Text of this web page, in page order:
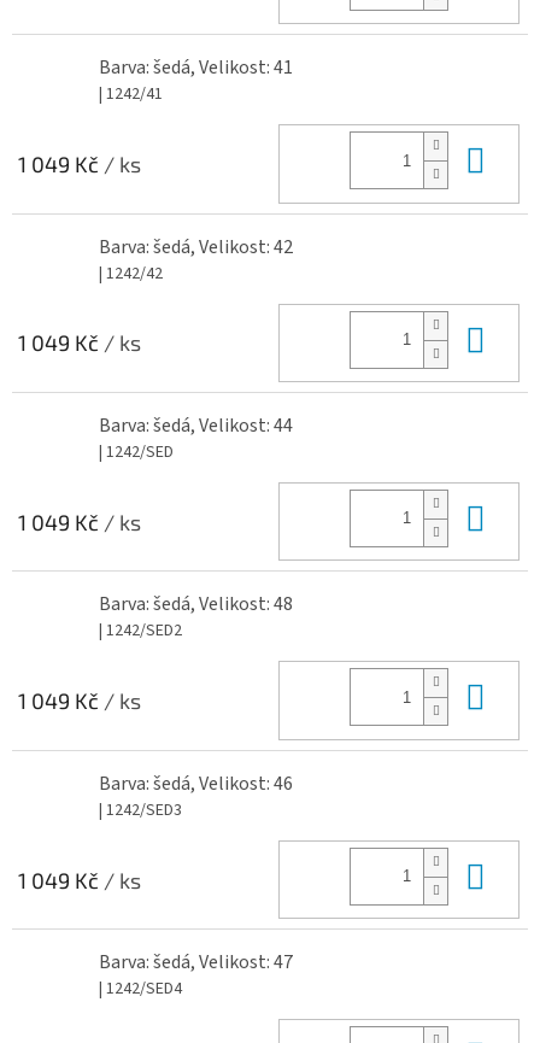
Barva: šedá, Velikost: 41
| 1242/41
1 049 Kč / ks
Barva: šedá, Velikost: 42
| 1242/42
1 049 Kč / ks
Barva: šedá, Velikost: 44
| 1242/SED
1 049 Kč / ks
Barva: šedá, Velikost: 48
| 1242/SED2
1 049 Kč / ks
Barva: šedá, Velikost: 46
| 1242/SED3
1 049 Kč / ks
Barva: šedá, Velikost: 47
| 1242/SED4